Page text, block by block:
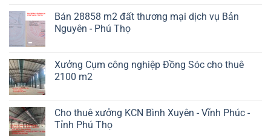
Bán 28858 m2 đất thương mại dịch vụ Bản
Nguyên - Phú Thọ
Xưởng Cụm công nghiệp Đồng Sóc cho thuê
2100 m2
Cho thuê xưởng KCN Bình Xuyên - Vĩnh Phúc -
Tỉnh Phú Thọ